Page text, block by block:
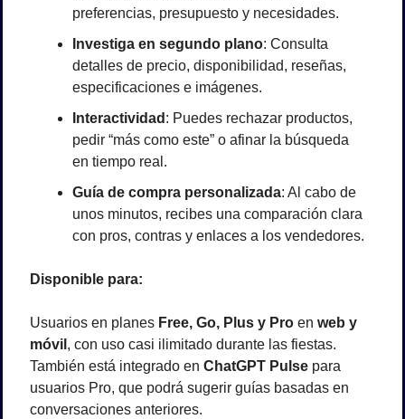
preferencias, presupuesto y necesidades.
Investiga en segundo plano: Consulta
detalles de precio, disponibilidad, reseñas,
especificaciones e imágenes.
Interactividad : Puedes rechazar productos,
pedir “más como este” o afinar la búsqueda
en tiempo real.
Guía de compra personalizada: Al cabo de
unos minutos, recibes una comparación clara
con pros, contras y enlaces a los vendedores.
Disponible para:
Usuarios en planes Free, Go, Plus y Pro en web y
móvil , con uso casi ilimitado durante las fiestas.
También está integrado en ChatGPT Pulse para
usuarios Pro, que podrá sugerir guías basadas en
conversaciones anteriores.